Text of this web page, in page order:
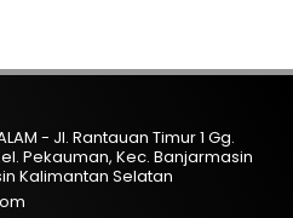
- Jl. Rantauan Timur 1 Gg.
Pekauman, Kec. Banjarmasin
Kalimantan Selatan